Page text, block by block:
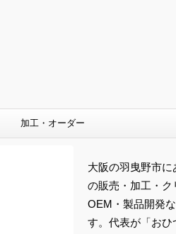
加工・オーダー
大阪の羽曳野市
の販売・加工・ク
OEM・製品開発
す。代表が「おひ